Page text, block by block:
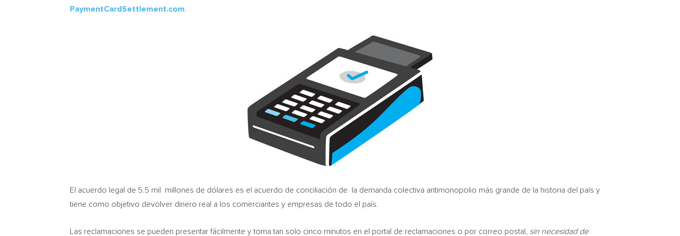
PaymentCardSettlement.com
El acuerdo legal de 5.5 mil millones de dólares es el acuerdo de conciliación de la demanda colectiva antimonopolio más grande de la historia del país y
tiene como objetivo devolver dinero real a los comerciantes y empresas de todo el país.
Las reclamaciones se pueden presentar fácilmente y toma tan solo cinco minutos en el portal de reclamaciones o por correo postal, sin necesidad de